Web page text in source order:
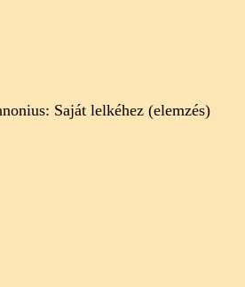
Saját lelkéhez (elemzés)